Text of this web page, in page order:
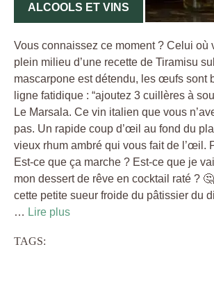
ALCOOLS ET VINS
Vous connaissez ce moment ? Celui où
plein milieu d’une recette de Tiramisu
mascarpone est détendu, les œufs sont
ligne fatidique : “ajoutez 3 cuillères à
Le Marsala. Ce vin italien que vous
pas. Un rapide coup d’œil au fond du
vieux rhum ambré qui vous fait de l’œil.
Est-ce que ça marche ? Est-ce que je
mon dessert de rêve en cocktail raté ?
cette petite sueur froide du pâtissier du
… Lire plus
TAGS: